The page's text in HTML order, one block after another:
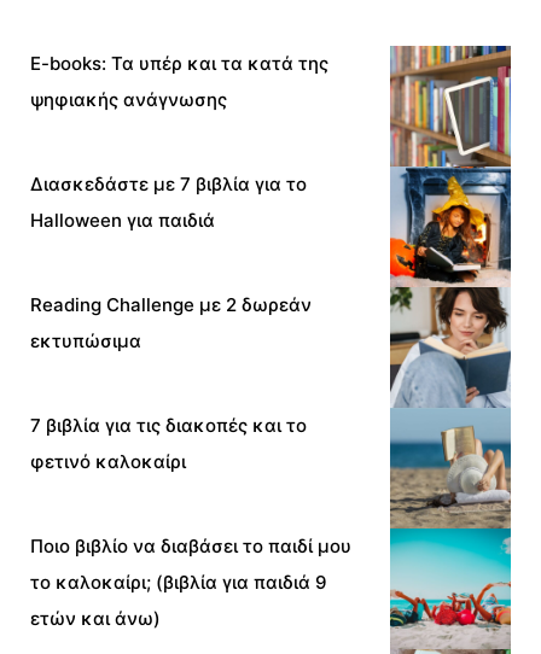
E-books: Τα υπέρ και τα κατά της
ψηφιακής ανάγνωσης
Διασκεδάστε με 7 βιβλία για το
Halloween για παιδιά
Reading Challenge με 2 δωρεάν
εκτυπώσιμα
7 βιβλία για τις διακοπές και το
φετινό καλοκαίρι
Ποιο βιβλίο να διαβάσει το παιδί μου
το καλοκαίρι; (βιβλία για παιδιά 9
ετών και άνω)